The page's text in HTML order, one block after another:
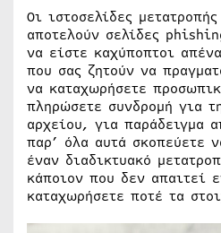
Οι ιστοσελίδες
αποτελούν σελίδες
να είστε καχύποπτοι
που σας ζητούν να
να καταχωρήσετε
πληρώσετε συνδρομή για
αρχείου, για παράδειγμα
παρ’ όλα αυτά σκοπεύετε
έναν διαδικτυακό
κάποιον που δεν απαιτεί
καταχωρήσετε ποτέ τα